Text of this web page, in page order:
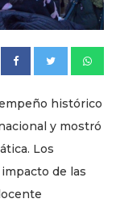
histórico
y mostró
Los
de las